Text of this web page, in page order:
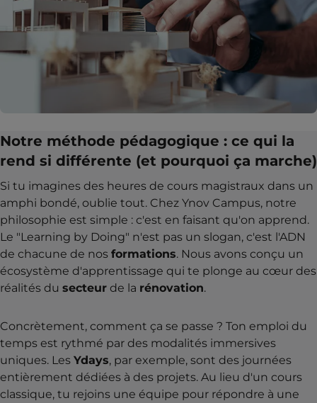
Notre méthode pédagogique : ce qui la
rend si différente (et pourquoi ça marche)
Si tu imagines des heures de cours magistraux dans un
amphi bondé, oublie tout. Chez Ynov Campus, notre
philosophie est simple : c'est en faisant qu'on apprend.
Le "Learning by Doing" n'est pas un slogan, c'est l'ADN
de chacune de nos formations. Nous avons conçu un
écosystème d'apprentissage qui te plonge au cœur des
réalités du secteur de la rénovation.
Concrètement, comment ça se passe ? Ton emploi du
temps est rythmé par des modalités immersives
uniques. Les Ydays, par exemple, sont des journées
entièrement dédiées à des projets. Au lieu d'un cours
classique, tu rejoins une équipe pour répondre à une